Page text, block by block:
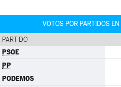
VOTOS POR PARTIDOS
PARTIDO
PSOE
PP
PODEMOS